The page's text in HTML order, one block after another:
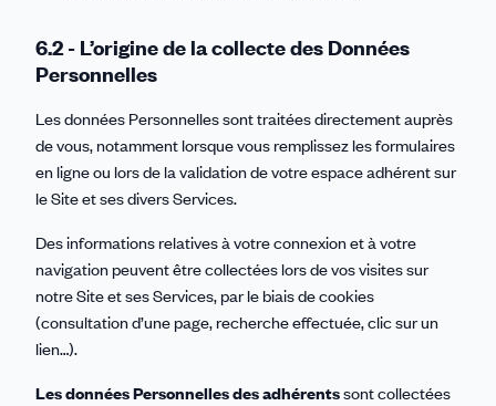
6.2 - L’origine de la collecte des Données
Personnelles
Les données Personnelles sont traitées directement auprès
de vous, notamment lorsque vous remplissez les formulaires
en ligne ou lors de la validation de votre espace adhérent sur
le Site et ses divers Services.
Des informations relatives à votre connexion et à votre
navigation peuvent être collectées lors de vos visites sur
notre Site et ses Services, par le biais de cookies
(consultation d’une page, recherche effectuée, clic sur un
lien…).
Les données Personnelles des adhérentssont collectées